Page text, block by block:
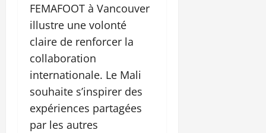
FEMAFOOT à Vancouver
illustre une volonté
claire de renforcer la
collaboration
internationale. Le Mali
souhaite s’inspirer des
expériences partagées
par les autres